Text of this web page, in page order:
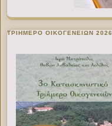
ΤΡΙΗΜΕΡΟ ΟΙΚΟΓΕΝΕΙΩΝ 2026